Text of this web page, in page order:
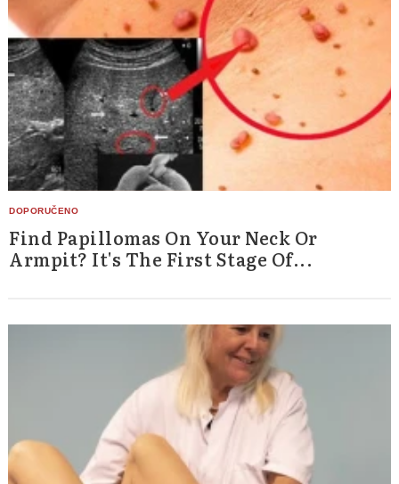
Find Papillomas On Your Neck Or
Armpit? It's The First Stage Of...